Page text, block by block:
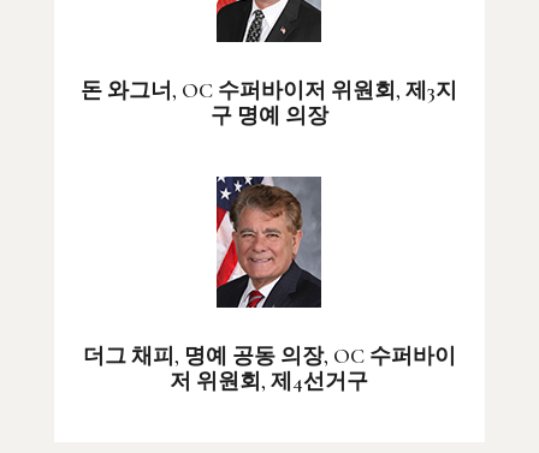
돈 와그너, OC 수퍼바이저 위원회, 제3지
구 명예 의장
더그 채피, 명예 공동 의장, OC 수퍼바이
저 위원회, 제4선거구